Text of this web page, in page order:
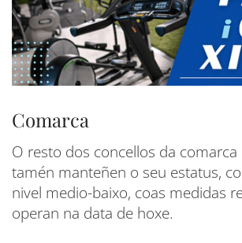
Comarca
O resto dos concellos da comarca
tamén manteñen o seu estatus,
nivel medio-baixo, coas medidas
operan na data de hoxe.